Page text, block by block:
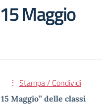
Maggio
Stampa / Condividi
Maggio” delle classi